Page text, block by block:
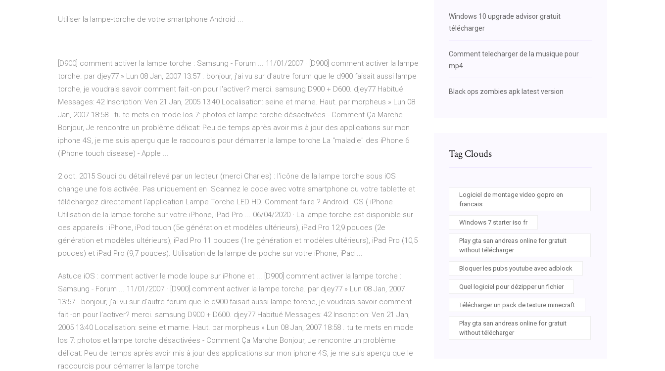
Utiliser la lampe-torche de votre smartphone Android ...
[D900] comment activer la lampe torche : Samsung - Forum ... 11/01/2007 · [D900] comment activer la lampe
torche. par djey77 » Lun 08 Jan, 2007 13:57 . bonjour, j'ai vu sur d'autre forum que le d900 faisait aussi lampe
torche, je voudrais savoir comment fait -on pour l'activer? merci. samsung D900 + D600. djey77 Habitué
Messages: 42 Inscription: Ven 21 Jan, 2005 13:40 Localisation: seine et marne. Haut. par morpheus » Lun 08
Jan, 2007 18:58 . tu te mets en mode Ios 7: photos et lampe torche désactivées - Comment Ça Marche
Bonjour, Je rencontre un problème délicat: Peu de temps après avoir mis à jour des applications sur mon
iphone 4S, je me suis aperçu que le raccourcis pour démarrer la lampe torche La "maladie" des iPhone 6
(iPhone touch disease) - Apple ...
2 oct. 2015 Souci du détail relevé par un lecteur (merci Charles) : l'icône de la lampe torche sous iOS
change une fois activée. Pas uniquement en Scannez le code avec votre smartphone ou votre tablette et
téléchargez directement l'application Lampe Torche LED HD. Comment faire ? Android. iOS ( iPhone
Utilisation de la lampe torche sur votre iPhone, iPad Pro ... 06/04/2020 · La lampe torche est disponible sur
ces appareils : iPhone, iPod touch (5e génération et modèles ultérieurs), iPad Pro 12,9 pouces (2e
génération et modèles ultérieurs), iPad Pro 11 pouces (1re génération et modèles ultérieurs), iPad Pro (10,5
pouces) et iPad Pro (9,7 pouces). Utilisation de la lampe de poche sur votre iPhone, iPad ...
Astuce iOS : comment activer le mode loupe sur iPhone et ... [D900] comment activer la lampe torche :
Samsung - Forum ... 11/01/2007 · [D900] comment activer la lampe torche. par djey77 » Lun 08 Jan, 2007
13:57 . bonjour, j'ai vu sur d'autre forum que le d900 faisait aussi lampe torche, je voudrais savoir comment
fait -on pour l'activer? merci. samsung D900 + D600. djey77 Habitué Messages: 42 Inscription: Ven 21 Jan,
2005 13:40 Localisation: seine et marne. Haut. par morpheus » Lun 08 Jan, 2007 18:58 . tu te mets en mode
Ios 7: photos et lampe torche désactivées - Comment Ça Marche Bonjour, Je rencontre un problème
délicat: Peu de temps après avoir mis à jour des applications sur mon iphone 4S, je me suis aperçu que le
raccourcis pour démarrer la lampe torche
Windows 10 upgrade advisor gratuit
télécharger
Comment telecharger de la musique pour
mp4
Black ops zombies apk latest version
Tag Clouds
Logiciel de montage video gopro en
francais
Windows 7 starter iso fr
Play gta san andreas online for gratuit
without télécharger
Bloquer les pubs youtube avec adblock
Quel logiciel pour dézipper un fichier
Télécharger un pack de texture minecraft
Play gta san andreas online for gratuit
without télécharger